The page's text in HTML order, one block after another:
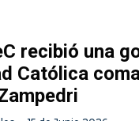
recibió una
Católica